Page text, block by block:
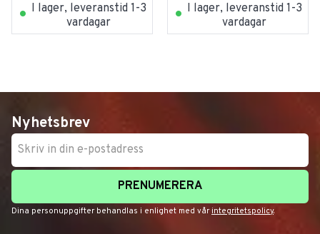
I lager, leveranstid 1-3
vardagar
I lager, leveranstid 1-3
vardagar
Nyhetsbrev
PRENUMERERA
Dina personuppgifter behandlas i enlighet med vår integritetspolicy.